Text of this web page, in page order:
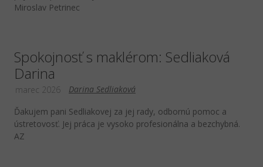
Miroslav Petrinec
Spokojnosť s maklérom: Sedliaková
Darina
Darina Sedliaková
marec 2026
Ďakujem pani Sedliakovej za jej rady, odbornú pomoc a
ústretovosť. Jej práca je vysoko profesionálna a bezchybná.
AZ